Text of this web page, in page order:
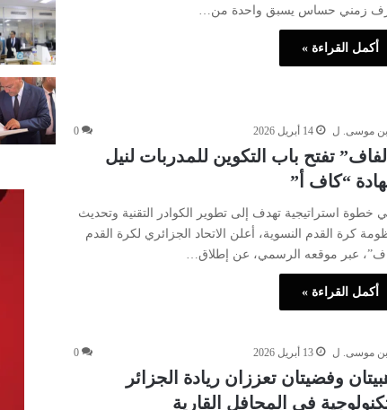
زمني حساس يسبق واحدة من…
أكمل القراءة »
بن موسى. ل 14 أبريل 2026 0
تفتح باب التكوين للمدربات لنيل
“كاف أ”
خطوة استراتيجية تهدف إلى تطوير الكوادر التقنية وتحديث
كرة القدم النسوية، أعلن الاتحاد الجزائري لكرة القدم
عبر موقعه الرسمي، عن إطلاق…
أكمل القراءة »
بن موسى. ل 13 أبريل 2026 0
وفضيتان تعززان ريادة الجزائر
في المحافل القارية